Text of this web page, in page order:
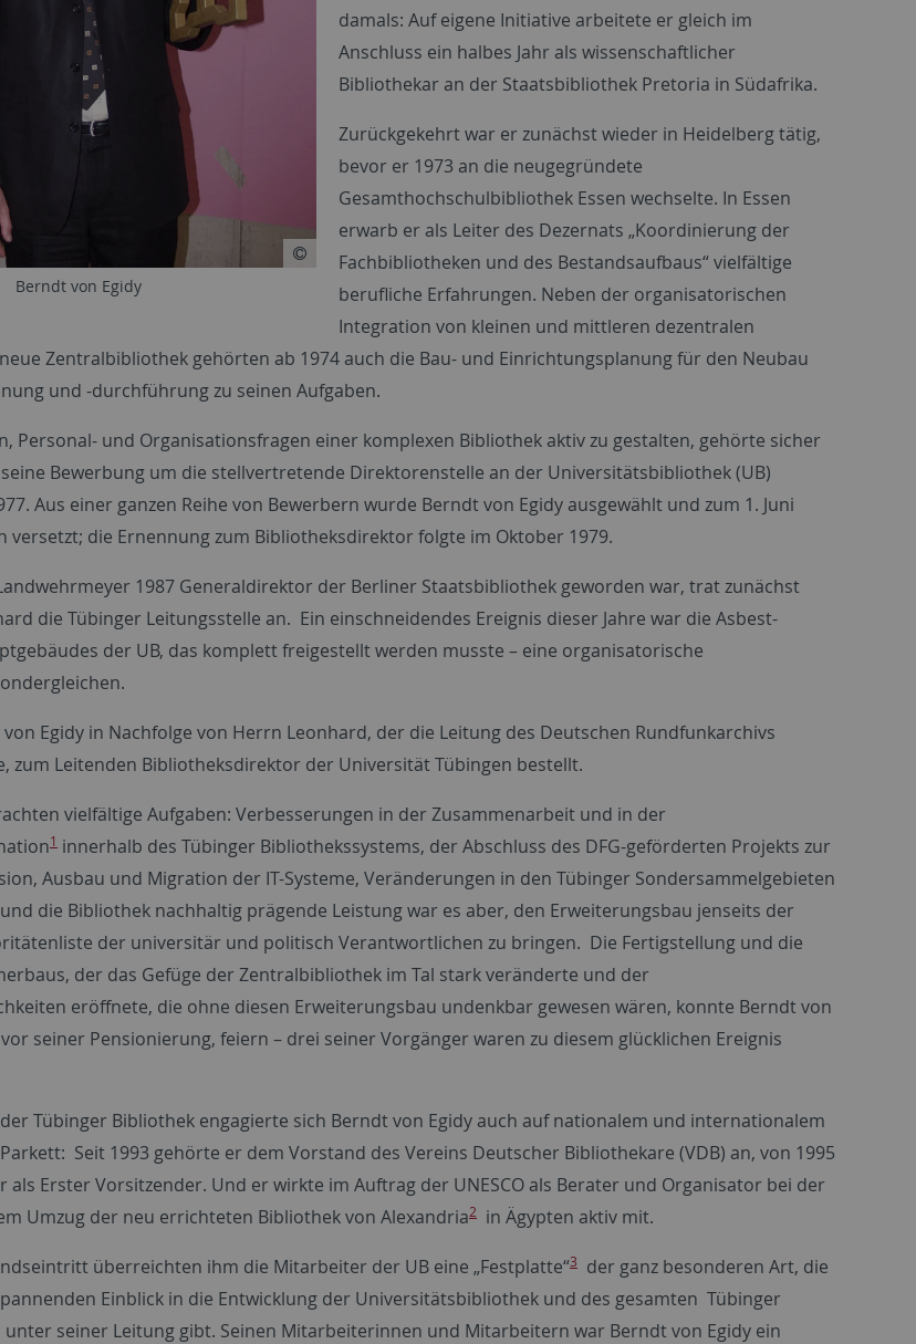
Berndt von Egidy
damals: Auf eigene Initiative arbeitete er gleich im
Anschluss ein halbes Jahr als wissenschaftlicher
Bibliothekar an der Staatsbibliothek Pretoria in Südafrika.
Zurückgekehrt war er zunächst wieder in Heidelberg tätig,
bevor er 1973 an die neugegründete
Gesamthochschulbibliothek Essen wechselte. In Essen
erwarb er als Leiter des Dezernats „Koordinierung der
Fachbibliotheken und des Bestandsaufbaus“ vielfältige
berufliche Erfahrungen. Neben der organisatorischen
Integration von kleinen und mittleren dezentralen
Zentralbibliothek gehörten ab 1974 auch die Bau- und Einrichtungsplanung für den Neubau
und -durchführung zu seinen Aufgaben.
Personal- und Organisationsfragen einer komplexen Bibliothek aktiv zu gestalten, gehörte sicher
Bewerbung um die stellvertretende Direktorenstelle an der Universitätsbibliothek (UB)
Aus einer ganzen Reihe von Bewerbern wurde Berndt von Egidy ausgewählt und zum 1. Juni
versetzt; die Ernennung zum Bibliotheksdirektor folgte im Oktober 1979.
1987 Generaldirektor der Berliner Staatsbibliothek geworden war, trat zunächst
die Tübinger Leitungsstelle an. Ein einschneidendes Ereignis dieser Jahre war die Asbest-
der UB, das komplett freigestellt werden musste – eine organisatorische
Egidy in Nachfolge von Herrn Leonhard, der die Leitung des Deutschen Rundfunkarchivs
zum Leitenden Bibliotheksdirektor der Universität Tübingen bestellt.
vielfältige Aufgaben: Verbesserungen in der Zusammenarbeit und in der
1 innerhalb des Tübinger Bibliothekssystems, der Abschluss des DFG-geförderten Projekts zur
Ausbau und Migration der IT-Systeme, Veränderungen in den Tübinger Sondersammelgebieten
die Bibliothek nachhaltig prägende Leistung war es aber, den Erweiterungsbau jenseits der
der universitär und politisch Verantwortlichen zu bringen. Die Fertigstellung und die
der das Gefüge der Zentralbibliothek im Tal stark veränderte und der
eröffnete, die ohne diesen Erweiterungsbau undenkbar gewesen wären, konnte Berndt von
vor seiner Pensionierung, feiern – drei seiner Vorgänger waren zu diesem glücklichen Ereignis
Tübinger Bibliothek engagierte sich Berndt von Egidy auch auf nationalem und internationalem
Seit 1993 gehörte er dem Vorstand des Vereins Deutscher Bibliothekare (VDB) an, von 1995
als Erster Vorsitzender. Und er wirkte im Auftrag der UNESCO als Berater und Organisator bei der
Umzug der neu errichteten Bibliothek von Alexandria2 in Ägypten aktiv mit.
überreichten ihm die Mitarbeiter der UB eine „Festplatte“3
der ganz besonderen Art, die
Einblick in die Entwicklung der Universitätsbibliothek und des gesamten Tübinger
unter seiner Leitung gibt. Seinen Mitarbeiterinnen und Mitarbeitern war Berndt von Egidy ein